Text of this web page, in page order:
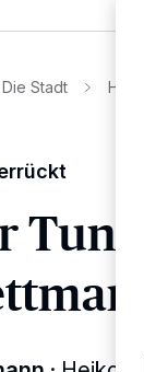
Die Stadt